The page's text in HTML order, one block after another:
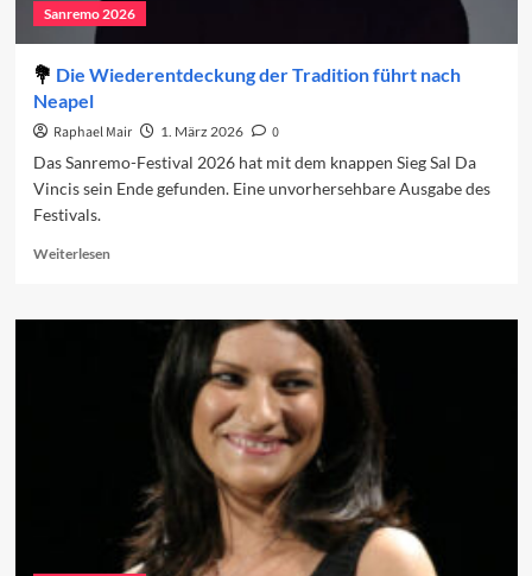
Sanremo 2026
Die Wiederentdeckung der Tradition führt nach
Neapel
Raphael Mair 1. März 2026
0
Das Sanremo-Festival 2026 hat mit dem knappen Sieg Sal Da
Vincis sein Ende gefunden. Eine unvorhersehbare Ausgabe des
Festivals.
WeiterlesenRead
Die
Wiederentdeckung
Tradition